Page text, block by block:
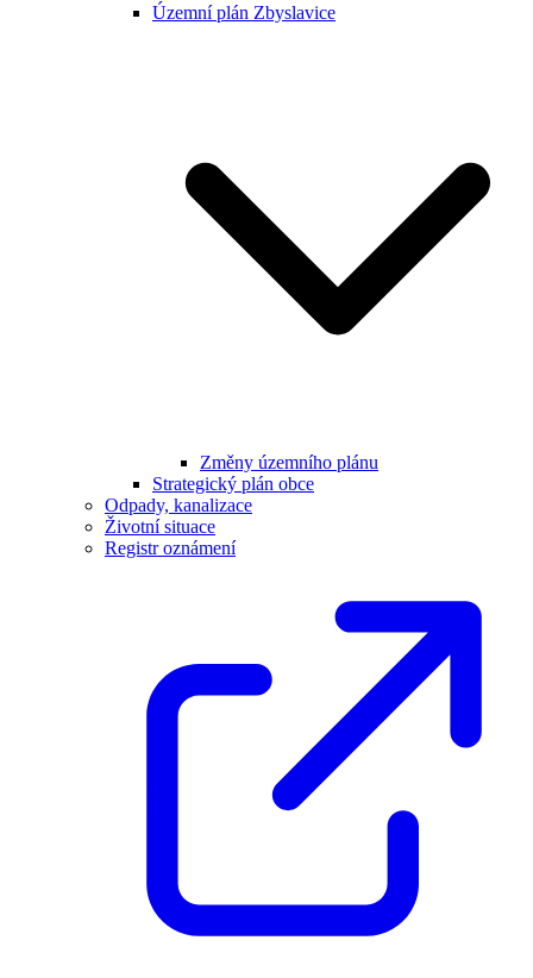
Územní plán Zbyslavice
Změny územního plánu
Strategický plán obce
Odpady, kanalizace
Životní situace
Registr oznámení